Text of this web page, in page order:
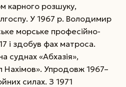
карного розшуку,
У 1967 р. Володимир
морське професійно-
і здобув фах матроса.
суднах «Абхазія»,
Нахімов». Упродовж 1967–
силах. З 1971